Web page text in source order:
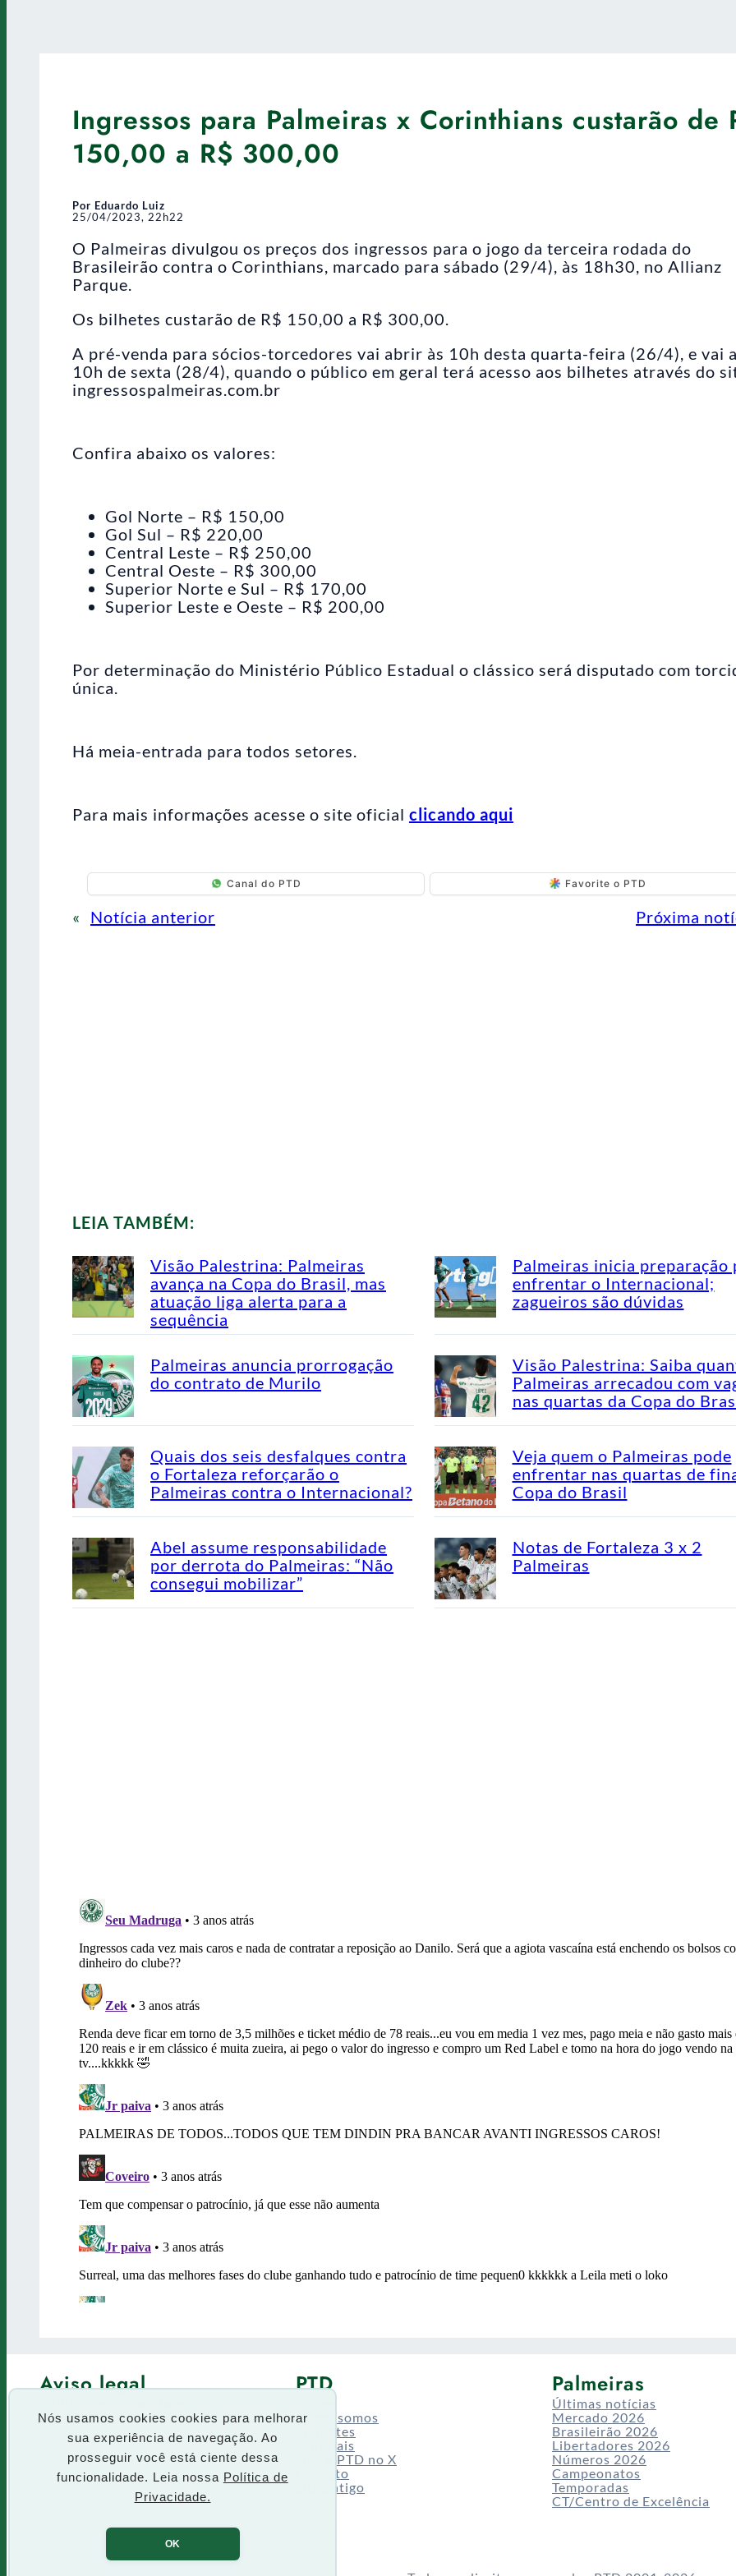
Nós usamos cookies cookies para melhorar
sua experiência de navegação. Ao
prosseguir você está ciente dessa
funcionalidade. Leia nossa Política de
Privacidade.
OK
Ingressos para Palmeiras x Corinthians custarão de
150,00 a R$ 300,00
Por Eduardo Luiz
25/04/2023, 22h22
O Palmeiras divulgou os preços dos ingressos para o jogo da terceira rodada do
Brasileirão contra o Corinthians, marcado para sábado (29/4), às 18h30, no Allianz
Parque.
Os bilhetes custarão de R$ 150,00 a R$ 300,00.
A pré-venda para sócios-torcedores vai abrir às 10h desta quarta-feira (26/4), e vai
10h de sexta (28/4), quando o público em geral terá acesso aos bilhetes através do
ingressospalmeiras.com.br
Confira abaixo os valores:
Gol Norte – R$ 150,00
Gol Sul – R$ 220,00
Central Leste – R$ 250,00
Central Oeste – R$ 300,00
Superior Norte e Sul – R$ 170,00
Superior Leste e Oeste – R$ 200,00
Por determinação do Ministério Público Estadual o clássico será disputado com
única.
Há meia-entrada para todos setores.
Para mais informações acesse o site oficial clicando aqui
Canal do PTD Favorite o PTD
« Notícia anterior Próxima
LEIA TAMBÉM:
Visão Palestrina: Palmeiras
avança na Copa do Brasil, mas
atuação liga alerta para a
sequência
Palmeiras inicia preparação
enfrentar o Internacional;
zagueiros são dúvidas
Palmeiras anuncia prorrogação
do contrato de Murilo
Visão Palestrina: Saiba
Palmeiras arrecadou com
nas quartas da Copa do
Quais dos seis desfalques contra
o Fortaleza reforçarão o
Palmeiras contra o Internacional?
Veja quem o Palmeiras pode
enfrentar nas quartas de
Copa do Brasil
Abel assume responsabilidade
por derrota do Palmeiras: “Não
consegui mobilizar”
Notas de Fortaleza 3 x 2
Palmeiras
Aviso legal
Termos de uso
PTD
Quem somos
Enquetes
Especiais
Siga o PTD no X
Contato
Site antigo
Palmeiras
Últimas notícias
Mercado 2026
Brasileirão 2026
Libertadores 2026
Números 2026
Campeonatos
Temporadas
CT/Centro de Excelência